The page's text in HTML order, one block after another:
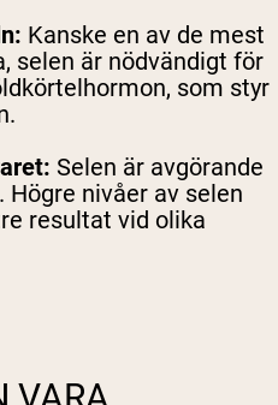
Kanske en av de mest
selen är nödvändigt för
som styr
Selen är avgörande
nivåer av selen
resultat vid olika